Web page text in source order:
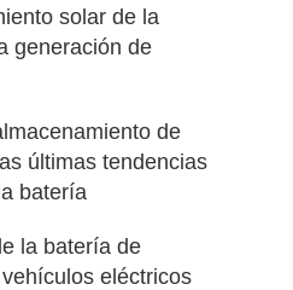
solar de la
generación de
de
últimas tendencias
batería
la batería de
eléctricos